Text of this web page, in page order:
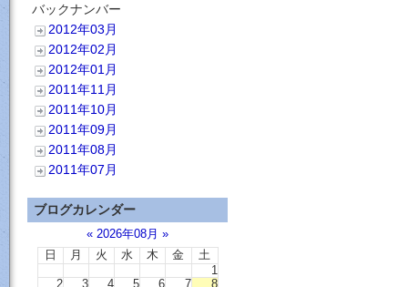
バックナンバー
2012年03月
2012年02月
2012年01月
2011年11月
2011年10月
2011年09月
2011年08月
2011年07月
ブログカレンダー
« 2026年08月 »
日
月 火 水 木 金
土
1
2
3 4 5 6 7
8